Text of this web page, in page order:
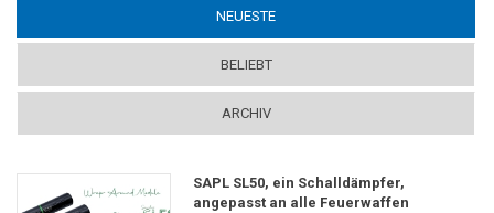
NEUESTE
BELIEBT
ARCHIV
SAPL SL50, ein Schalldämpfer,
angepasst an alle Feuerwaffen